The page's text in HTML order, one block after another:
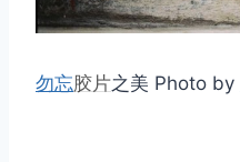
勿忘胶片之美 Photo by